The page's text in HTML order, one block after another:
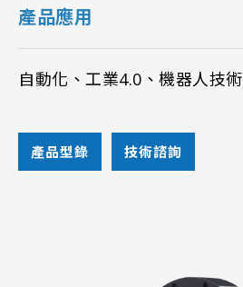
產品應用
自動化、工業4.0、機器人技術
產品型錄 技術諮詢